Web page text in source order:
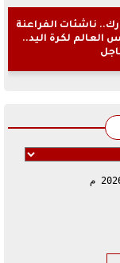
ناشئات الفراعنة
العالم لكرة اليد..
م